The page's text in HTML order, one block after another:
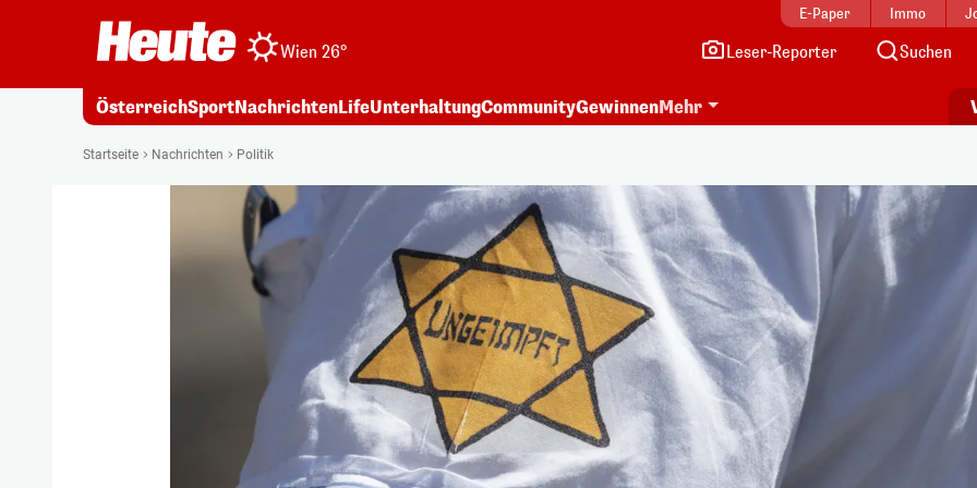
E-Paper Immo
Wien 26° Leser-Reporter Suchen
ÖsterreichSportNachrichtenLifeUnterhaltungCommunityGewinnenMehr
Startseite Nachrichten Politik